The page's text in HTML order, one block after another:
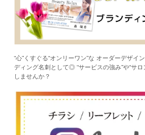
“心”くすぐる“オンリーワン”な オーダーデザ
ディング名刺として◎ “サービスの強み”や“サ
しませんか？